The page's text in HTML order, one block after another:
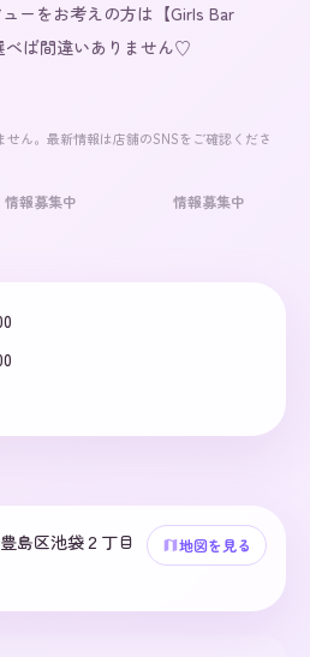
ーをお考えの方は【Girls Bar
ば間違いありません♡
ん。最新情報は店舗のSNSをご確認くださ
情報募集中 情報募集中
島区池袋２丁目
地図を見る